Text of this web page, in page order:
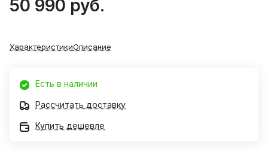
50 990 руб.
ХарактеристикиОписание
Есть в наличии
Рассчитать доставку
Купить дешевле